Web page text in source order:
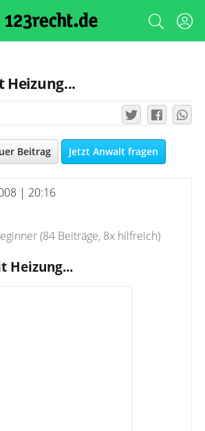
Heizung...
Beitrag Jetzt Anwalt fragen
| 20:16
(84 Beiträge, 8x hilfreich)
Heizung...